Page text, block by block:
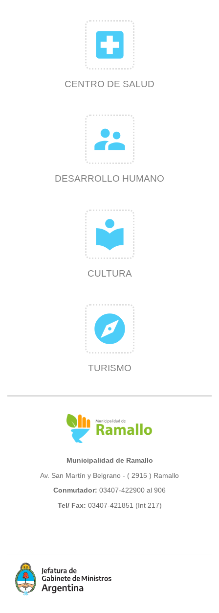
local_hospital
CENTRO DE SALUD
supervisor_account
DESARROLLO HUMANO
local_library
CULTURA
explore
TURISMO
Municipalidad de Ramallo
Av. San Martín y Belgrano - ( 2915 ) Ramallo
Conmutador: 03407-422900 al 906
Tel/ Fax: 03407-421851 (Int 217)